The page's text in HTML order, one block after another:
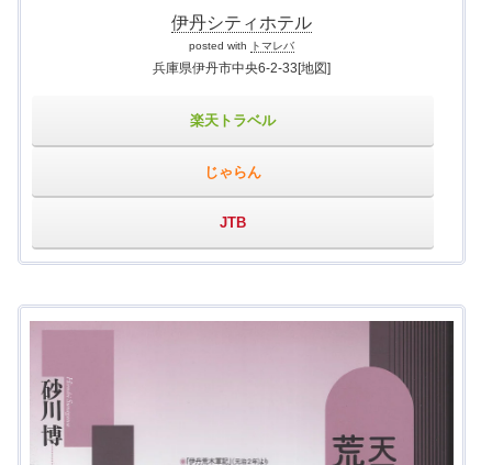
伊丹シティホテル
posted with トマレバ
兵庫県伊丹市中央6-2-33[地図]
楽天トラベル
じゃらん
JTB